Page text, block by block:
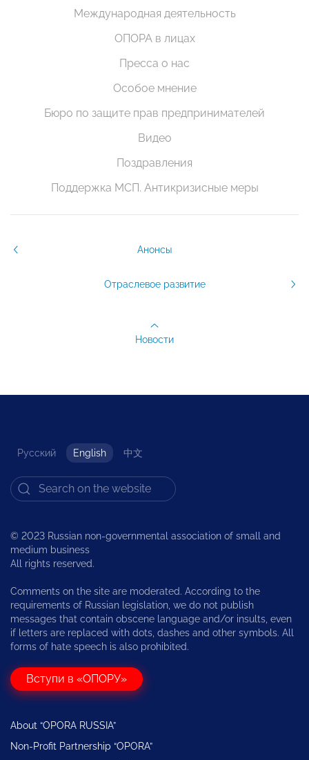
Международная деятельность
ОПОРА в лицах
Пресса о нас
Особое мнение
Бюро по защите прав предпринимателей
Видео
Поздравления
Поддержка МСП. Антикризисные меры
Анонсы
Отраслевое развитие
Новости
Русский English 中文
© 2023 Russian non-governmental association of small and
medium business
All rights reserved.
Comments on the site are moderated. According to the
requirements of Russian legislation, we do not publish
messages that contain obscene language and/or insults, even
if letters are replaced with dots, dashes and other symbols. All
forms of hate speech is also prohibited.
Вступи в «ОПОРУ»
About “OPORA RUSSIA”
Non-Profit Partnership “OPORA”